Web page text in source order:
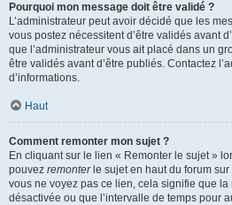
Pourquoi mon message doit être validé ?
L’administrateur peut avoir décidé que les
vous postez nécessitent d’être validés avant
que l’administrateur vous ait placé dans un
être validés avant d’être publiés. Contactez
d’informations.
Haut
Comment remonter mon sujet ?
En cliquant sur le lien « Remonter le sujet »
pouvez remonterle sujet en haut du forum
vous ne voyez pas ce lien, cela signifie que la
désactivée ou que l’intervalle de temps pour